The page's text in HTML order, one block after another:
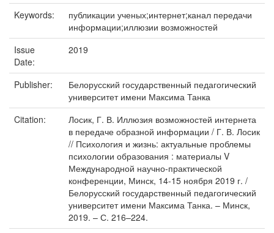
Keywords:
публикации ученых;интернет;канал передачи
информации;иллюзии возможностей
Issue
Date:
2019
Publisher:
Белорусский государственный педагогический
университет имени Максима Танка
Citation:
Лосик, Г. В. Иллюзия возможностей интернета
в передаче образной информации / Г. В. Лосик
// Психология и жизнь: актуальные проблемы
психологии образования : материалы V
Международной научно-практической
конференции, Минск, 14-15 ноября 2019 г. /
Белорусский государственный педагогический
университет имени Максима Танка. – Минск,
2019. – С. 216–224.